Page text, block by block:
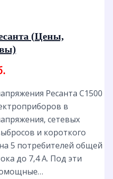
(Цены,
Ресанта С1500
в
сетевых
и короткого
5 потребителей общей
до 7,4 А. Под эти